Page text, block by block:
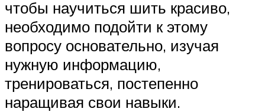
чтобы научиться шить красиво,
необходимо подойти к этому
вопросу основательно, изучая
нужную информацию,
тренироваться, постепенно
наращивая свои навыки.